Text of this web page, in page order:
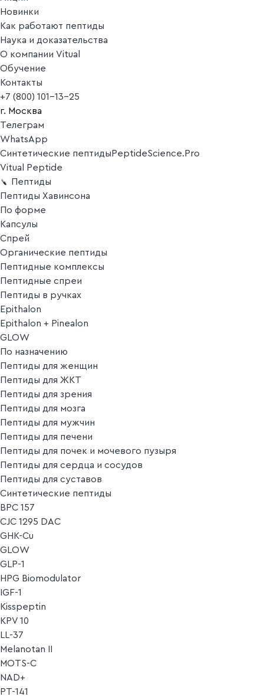
Новинки
Как работают пептиды
Наука и доказательства
О компании Vitual
Обучение
Контакты
+7 (800) 101-13-25
г. Москва
Телеграм
WhatsApp
Синтетические пептиды PeptideScience.Pro
Vitual Peptide
Пептиды
Пептиды Хавинсона
По форме
Капсулы
Спрей
Органические пептиды
Пептидные комплексы
Пептидные спреи
Пептиды в ручках
Epithalon
Epithalon + Pinealon
GLOW
По назначению
Пептиды для женщин
Пептиды для ЖКТ
Пептиды для зрения
Пептиды для мозга
Пептиды для мужчин
Пептиды для печени
Пептиды для почек и мочевого пузыря
Пептиды для сердца и сосудов
Пептиды для суставов
Синтетические пептиды
BPC 157
CJC 1295 DAC
GHK-Cu
GLOW
GLP-1
HPG Biomodulator
IGF-1
Kisspeptin
KPV 10
LL-37
Melanotan II
MOTS-C
NAD+
PT-141